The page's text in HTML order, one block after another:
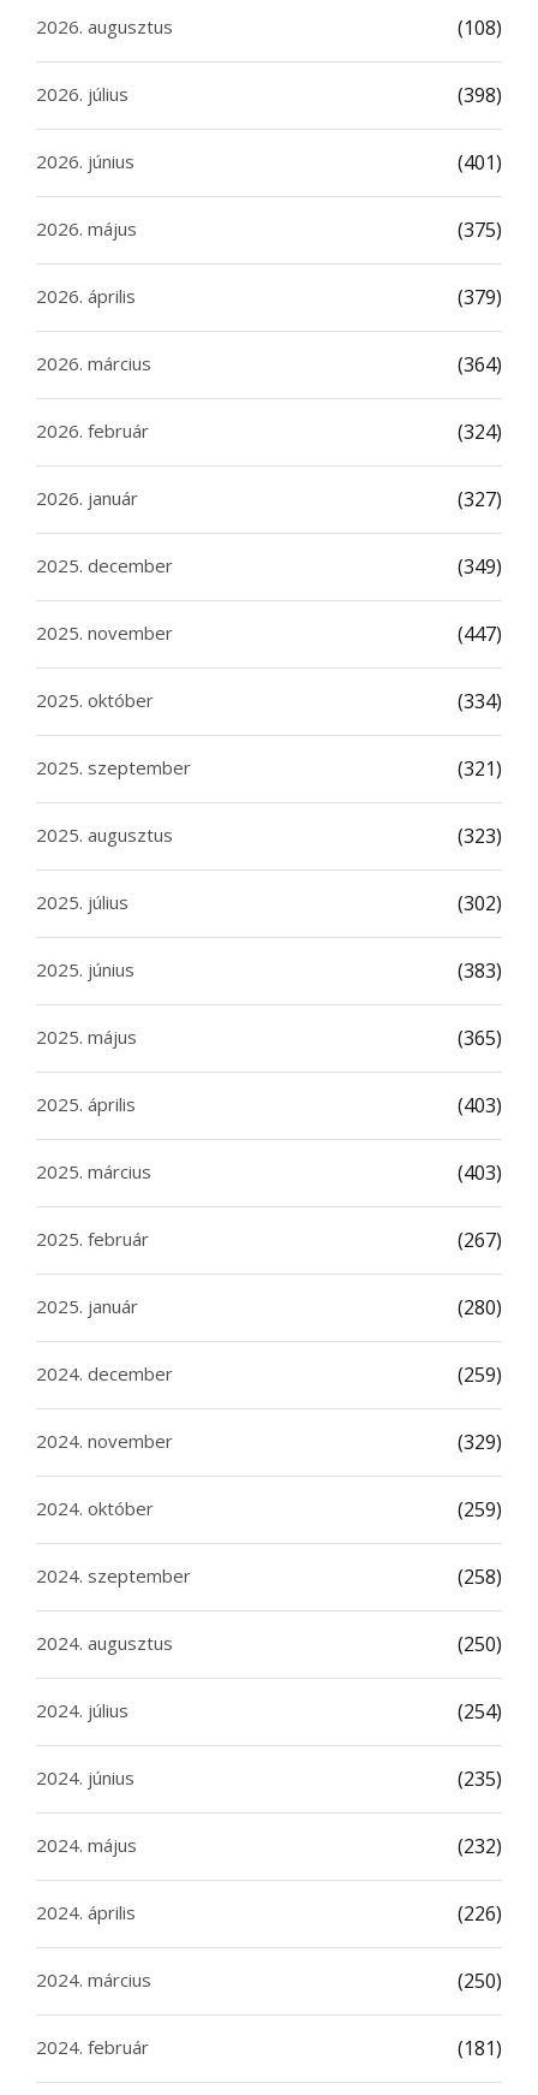
2026. augusztus (108)
2026. július (398)
2026. június (401)
2026. május (375)
2026. április (379)
2026. március (364)
2026. február (324)
2026. január (327)
2025. december (349)
2025. november (447)
2025. október (334)
2025. szeptember (321)
2025. augusztus (323)
2025. július (302)
2025. június (383)
2025. május (365)
2025. április (403)
2025. március (403)
2025. február (267)
2025. január (280)
2024. december (259)
2024. november (329)
2024. október (259)
2024. szeptember (258)
2024. augusztus (250)
2024. július (254)
2024. június (235)
2024. május (232)
2024. április (226)
2024. március (250)
2024. február (181)